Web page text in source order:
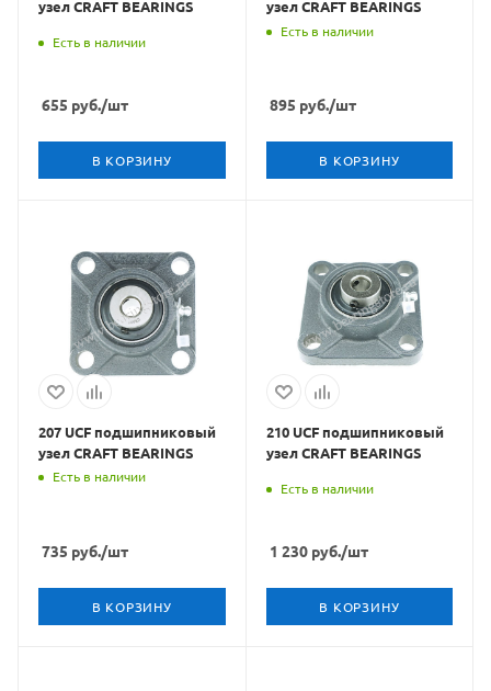
узел CRAFT BEARINGS
Есть в наличии
655 руб./шт
В КОРЗИНУ
узел CRAFT BEARINGS
Есть в наличии
895 руб./шт
В КОРЗИНУ
207 UCF подшипниковый
узел CRAFT BEARINGS
Есть в наличии
735 руб./шт
В КОРЗИНУ
210 UCF подшипниковый
узел CRAFT BEARINGS
Есть в наличии
1 230руб./шт
В КОРЗИНУ